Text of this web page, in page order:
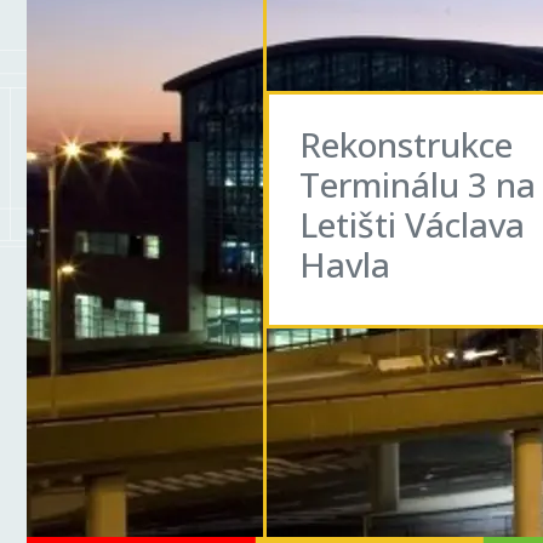
Rekonstrukce
Terminálu 3 na
Letišti Václava
Havla